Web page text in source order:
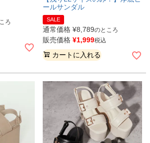
ろ
ールサンダル
SALE
通常価格 ¥8,789のところ
販売価格 ¥1,999税込
カートに入れる